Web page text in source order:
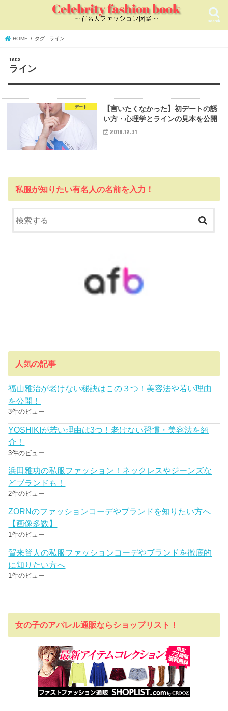
search
HOME タグ : ライン
ライン
デート
【言いたくなかった】初デートの誘
い方・心理学とラインの見本を公開
2018.12.31
私服が知りたい有名人の名前を入力！
人気の記事
福山雅治が老けない秘訣はこの３つ！美容法や若い理由
を公開！
3件のビュー
YOSHIKIが若い理由は3つ！老けない習慣・美容法を紹
介！
3件のビュー
浜田雅功の私服ファッション！ネックレスやジーンズな
どブランドも！
2件のビュー
ZORNのファッションコーデやブランドを知りたい方へ
【画像多数】
1件のビュー
賀来賢人の私服ファッションコーデやブランドを徹底的
に知りたい方へ
1件のビュー
女の子のアパレル通販ならショップリスト！